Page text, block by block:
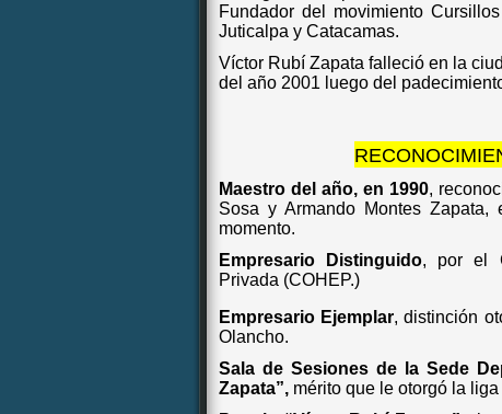
Fundador del movimiento
Juticalpa y Catacamas.
Víctor Rubí Zapata falleció en la
del año 2001 luego del
Maestro del año, en 1990,
Sosa y Armando Montes
momento.
Empresario Distinguido, por el
Privada (COHEP.)
Empresario Ejemplar, distinción
Olancho.
Sala de Sesiones de la Sede
Zapata”,mérito que le otorgó la liga